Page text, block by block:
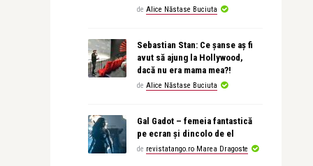
de Alice Năstase Buciuta
Sebastian Stan: Ce șanse aș fi
avut să ajung la Hollywood,
dacă nu era mama mea?!
de Alice Năstase Buciuta
Gal Gadot – femeia fantastică
pe ecran și dincolo de el
de revistatango.ro Marea Dragoste